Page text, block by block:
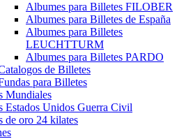
Albumes para Billetes FILOBER
Albumes para Billetes de España
Albumes para Billetes
LEUCHTTURM
Albumes para Billetes PARDO
de Billetes
para Billetes
Mundiales
Estados Unidos Guerra Civil
de oro 24 kilates